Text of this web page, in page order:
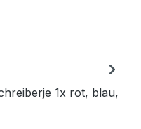
1x rot, blau,